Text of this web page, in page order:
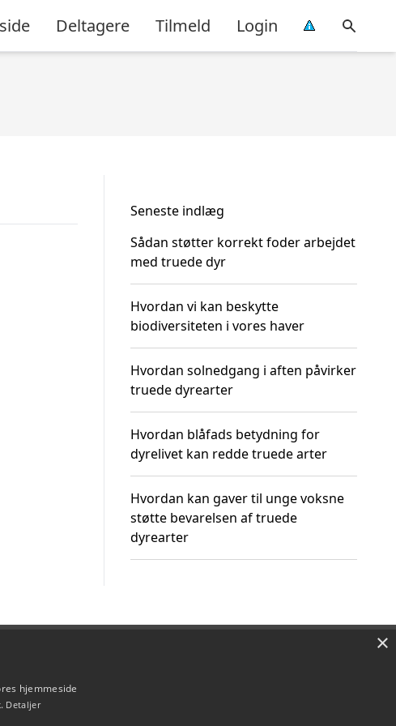
Deltagere Tilmeld Login
Seneste indlæg
Sådan støtter korrekt foder arbejdet
med truede dyr
Hvordan vi kan beskytte
biodiversiteten i vores haver
Hvordan solnedgang i aften påvirker
truede dyrearter
Hvordan blåfads betydning for
dyrelivet kan redde truede arter
Hvordan kan gaver til unge voksne
støtte bevarelsen af truede
dyrearter
×
hjemmeside
Detaljer